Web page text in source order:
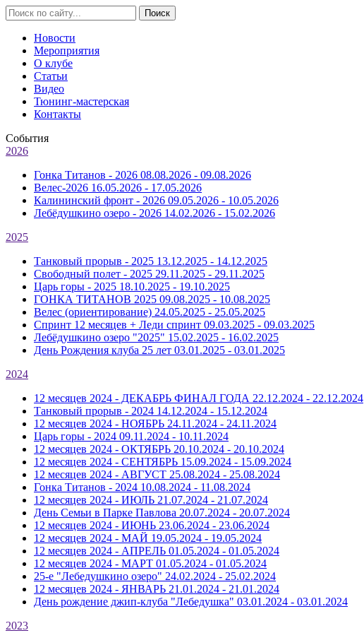
Новости
Мероприятия
О клубе
Статьи
Видео
Тюнинг-мастерская
Контакты
События
2026
Гонка Титанов - 2026 08.08.2026 - 09.08.2026
Велес-2026 16.05.2026 - 17.05.2026
Калининский фронт - 2026 09.05.2026 - 10.05.2026
Лебёдушкино озеро - 2026 14.02.2026 - 15.02.2026
2025
Танковый прорыв - 2025 13.12.2025 - 14.12.2025
Свободный полет - 2025 29.11.2025 - 29.11.2025
Царь горы - 2025 18.10.2025 - 19.10.2025
ГОНКА ТИТАНОВ 2025 09.08.2025 - 10.08.2025
Велес (ориентирование) 24.05.2025 - 25.05.2025
Спринт 12 месяцев + Леди спринт 09.03.2025 - 09.03.2025
Лебёдушкино озеро "2025" 15.02.2025 - 16.02.2025
День Рождения клуба 25 лет 03.01.2025 - 03.01.2025
2024
12 месяцев 2024 - ДЕКАБРЬ ФИНАЛ ГОДА 22.12.2024 - 22.12.2024
Танковый прорыв - 2024 14.12.2024 - 15.12.2024
12 месяцев 2024 - НОЯБРЬ 24.11.2024 - 24.11.2024
Царь горы - 2024 09.11.2024 - 10.11.2024
12 месяцев 2024 - ОКТЯБРЬ 20.10.2024 - 20.10.2024
12 месяцев 2024 - СЕНТЯБРЬ 15.09.2024 - 15.09.2024
12 месяцев 2024 - АВГУСТ 25.08.2024 - 25.08.2024
Гонка Титанов - 2024 10.08.2024 - 11.08.2024
12 месяцев 2024 - ИЮЛЬ 21.07.2024 - 21.07.2024
День Семьи в Парке Павлова 20.07.2024 - 20.07.2024
12 месяцев 2024 - ИЮНЬ 23.06.2024 - 23.06.2024
12 месяцев 2024 - МАЙ 19.05.2024 - 19.05.2024
12 месяцев 2024 - АПРЕЛЬ 01.05.2024 - 01.05.2024
12 месяцев 2024 - МАРТ 01.05.2024 - 01.05.2024
25-е "Лебедушкино озеро" 24.02.2024 - 25.02.2024
12 месяцев 2024 - ЯНВАРЬ 21.01.2024 - 21.01.2024
День рождение джип-клуба "Лебедушка" 03.01.2024 - 03.01.2024
2023